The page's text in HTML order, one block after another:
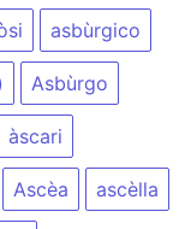
asbùrgico
Asbùrgo
àscari
Ascèa ascèlla